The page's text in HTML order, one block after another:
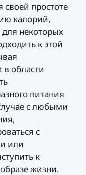
своей простоте
калорий,
некоторых
к этой
в области
питания
с любыми
с
или
к
жизни.